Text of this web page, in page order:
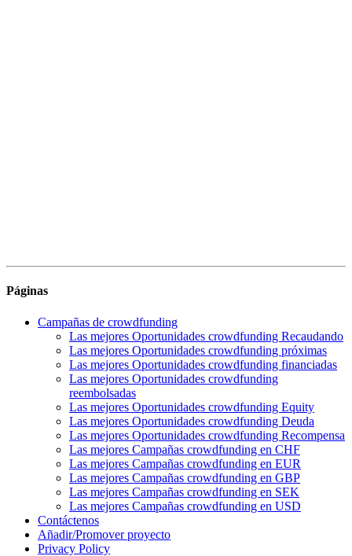
Páginas
Campañas de crowdfunding
Las mejores Oportunidades crowdfunding Recaudando
Las mejores Oportunidades crowdfunding próximas
Las mejores Oportunidades crowdfunding financiadas
Las mejores Oportunidades crowdfunding
reembolsadas
Las mejores Oportunidades crowdfunding Equity
Las mejores Oportunidades crowdfunding Deuda
Las mejores Oportunidades crowdfunding Recompensa
Las mejores Campañas crowdfunding en CHF
Las mejores Campañas crowdfunding en EUR
Las mejores Campañas crowdfunding en GBP
Las mejores Campañas crowdfunding en SEK
Las mejores Campañas crowdfunding en USD
Contáctenos
Añadir/Promover proyecto
Privacy Policy